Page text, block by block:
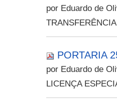
por Eduardo de
TRANSFERÊNCIA
PORTARIA
por Eduardo de
LICENÇA